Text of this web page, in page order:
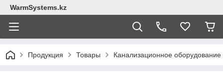
WarmSystems.kz
Продукция Товары Канализационное оборудование